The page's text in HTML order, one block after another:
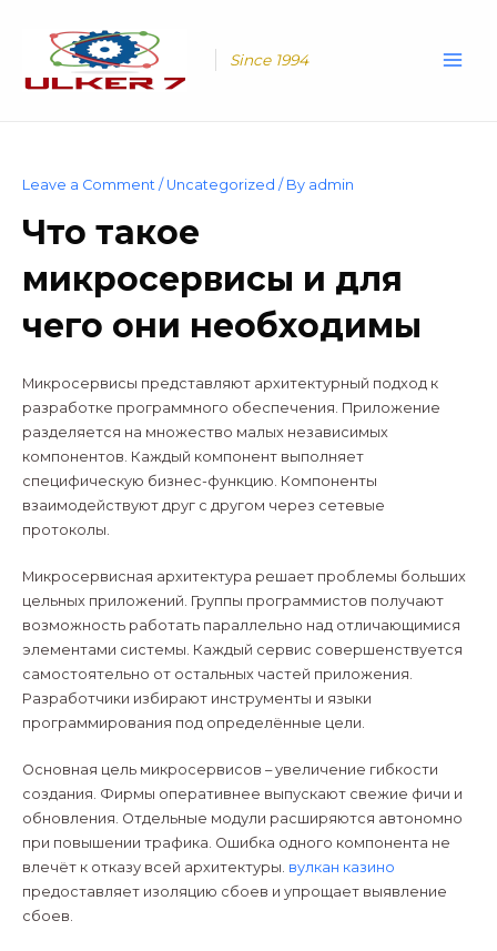
content
Since 1994
Leave a Comment / Uncategorized / By admin
Что такое
микросервисы и для
чего они необходимы
Микросервисы представляют архитектурный подход к
разработке программного обеспечения. Приложение
разделяется на множество малых независимых
компонентов. Каждый компонент выполняет
специфическую бизнес-функцию. Компоненты
взаимодействуют друг с другом через сетевые
протоколы.
Микросервисная архитектура решает проблемы больших
цельных приложений. Группы программистов получают
возможность работать параллельно над отличающимися
элементами системы. Каждый сервис совершенствуется
самостоятельно от остальных частей приложения.
Разработчики избирают инструменты и языки
программирования под определённые цели.
Основная цель микросервисов – увеличение гибкости
создания. Фирмы оперативнее выпускают свежие фичи и
обновления. Отдельные модули расширяются автономно
при повышении трафика. Ошибка одного компонента не
влечёт к отказу всей архитектуры. вулкан казино
предоставляет изоляцию сбоев и упрощает выявление
сбоев.